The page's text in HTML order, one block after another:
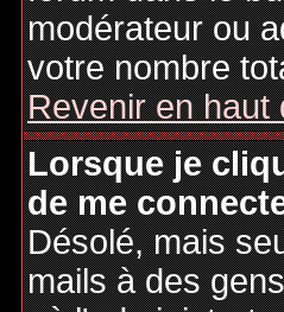
modérateur ou
votre nombre
Revenir en haut
Lorsque je
de me
Désolé, mais
mails à des